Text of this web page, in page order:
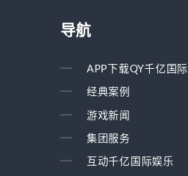
导航
APP下载QY千亿国际
经典案例
游戏新闻
集团服务
互动千亿国际娱乐